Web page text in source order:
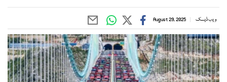
ویب ڈیسک August 29, 2025